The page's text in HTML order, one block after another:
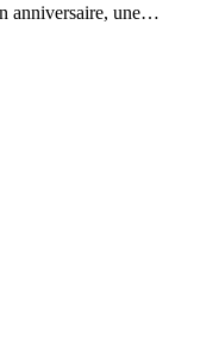
anniversaire, une…